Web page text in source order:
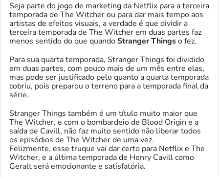
Seja parte do jogo de marketing da Netflix para a terceira
temporada de The Witcher ou para dar mais tempo aos
artistas de efeitos visuais, a verdade é que dividir a
terceira temporada de The Witcher em duas partes faz
menos sentido do que quandoStranger Thingso fez.
Para sua quarta temporada, Stranger Things foi dividido
em duas partes, com pouco mais de um mês entre elas,
mas pode ser justificado pelo quanto a quarta temporada
cobriu, pois preparou o terreno para a temporada final da
série.
Stranger Things também é um título muito maior que
The Witcher, e com o bombardeio de Blood Origin e a
saída de Cavill, não faz muito sentido não liberar todos
os episódios de The Witcher de uma vez.
Felizmente, esse truque vai dar certo para Netflix e The
Witcher, e a última temporada de Henry Cavill como
Geralt será emocionante e satisfatória.